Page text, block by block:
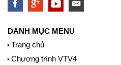
DANH MỤC MENU
Trang chủ
Chương trình VTV4